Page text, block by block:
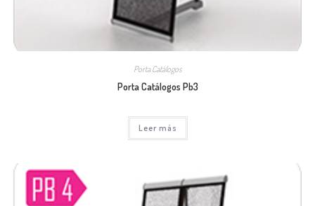
Porta Catálogos
Porta Catálogos Pb3
Leer más